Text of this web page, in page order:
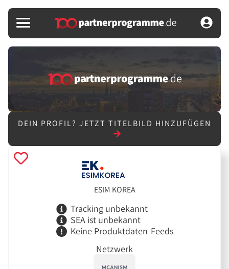
DEIN PROFIL? JETZT TITELBILD HINZUFÜGEN
ESIM KOREA
Tracking unbekannt
SEA ist unbekannt
Keine Produktdaten-Feeds
Netzwerk